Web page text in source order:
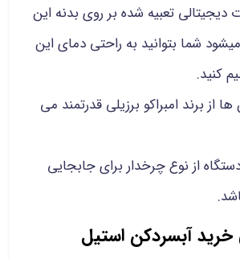
دیجیتالی تعبیه شده بر روی بدنه این
شما بتوانید به راحتی دمای این
کنید.
از برند امبراکو برزیلی قدرتمند می
از نوع چرخدار برای جابجایی
خرید آبسردکن استیل